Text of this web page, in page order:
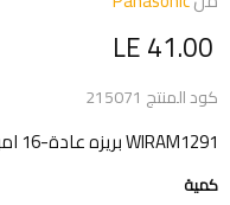
السعر الحالي
LE 41.00
كود المنتج 215071
WIRAM1291 بريزه عادة-16 امبير-أبيض-روما-باناسونيك-هندي
كمية